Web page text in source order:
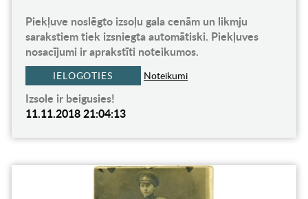
Piekļuve noslēgto izsoļu gala cenām un likmju
sarakstiem tiek izsniegta automātiski. Piekļuves
nosacījumi ir aprakstīti noteikumos.
IELOGOTIES Noteikumi
Izsole ir beigusies!
11.11.2018 21:04:13